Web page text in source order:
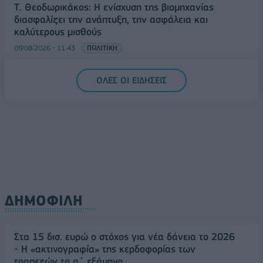
Τ. Θεοδωρικάκος: Η ενίσχυση της βιομηχανίας
διασφαλίζει την ανάπτυξη, την ασφάλεια και
καλύτερους μισθούς
09/08/2026 - 11:43 ΠΟΛΙΤΙΚΗ
Υπ. Μεταφορών: Οριστική λύση στο ζήτημα των
πινακίδων κυκλοφορίας - Τέλος στις χρονοβόρες
ΟΛΕΣ ΟΙ ΕΙΔΗΣΕΙΣ
ΔΗΜΟΦΙΛΗ
Στα 15 δισ. ευρώ ο στόχος για νέα δάνεια το 2026
- Η «ακτινογραφία» της κερδοφορίας των